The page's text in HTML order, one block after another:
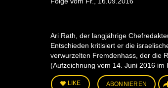
Ari Rath, der langjährige
Entschieden kritisiert er die
verwurzelten Fremdenhass, der die
(Aufzeichnung vom 14. Juni 2016 im
LIKE ABONNIEREN